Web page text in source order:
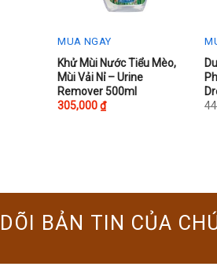
MUA NGAY
Khử Mùi Nước Tiểu Mèo,
Mùi Vải Nỉ – Urine
Remover 500ml
305,000₫
be
BẢN TIN CỦA